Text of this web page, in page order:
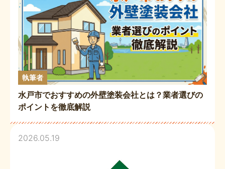
執筆者
水戸市でおすすめの外壁塗装会社とは？業者選びの
ポイントを徹底解説
2026.05.19